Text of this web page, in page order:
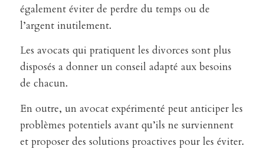
également éviter de perdre du temps ou de
l’argent inutilement.
Les avocats qui pratiquent les divorces sont plus
disposés a donner un conseil adapté aux besoins
de chacun.
En outre, un avocat expérimenté peut anticiper les
problèmes potentiels avant qu’ils ne surviennent
et proposer des solutions proactives pour les éviter.